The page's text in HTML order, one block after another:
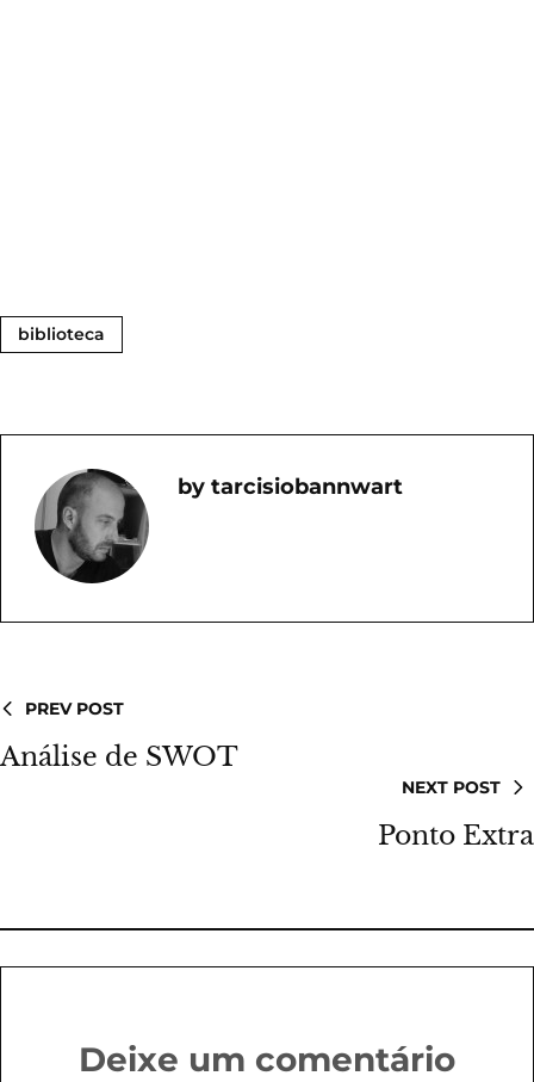
biblioteca
Tarcisiobannwart
PREV POST
Análise de SWOT
NEXT POST
Ponto Extra
Deixe um comentário